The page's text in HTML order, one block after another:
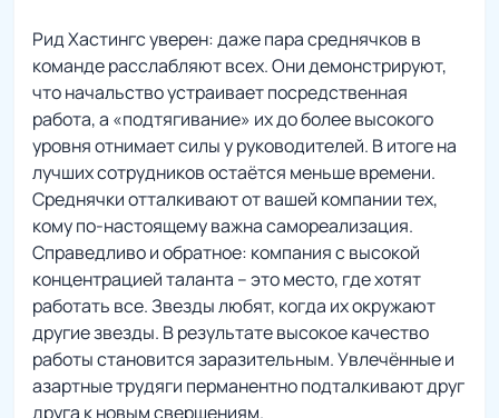
Рид Хастингс уверен: даже пара среднячков в
команде расслабляют всех. Они демонстрируют,
что начальство устраивает посредственная
работа, а «подтягивание» их до более высокого
уровня отнимает силы у руководителей. В итоге на
лучших сотрудников остаётся меньше времени.
Среднячки отталкивают от вашей компании тех,
кому по-настоящему важна самореализация.
Справедливо и обратное: компания с высокой
концентрацией таланта – это место, где хотят
работать все. Звезды любят, когда их окружают
другие звезды. В результате высокое качество
работы становится заразительным. Увлечённые и
азартные трудяги перманентно подталкивают друг
друга к новым свершениям.